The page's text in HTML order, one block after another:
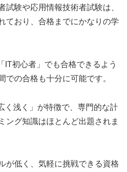
試験や応用情報技術者試験は、
ており、合格までにかなりの学
IT初心者」でも合格できるよう
での合格も十分に可能です。
く浅く」が特徴で、専門的な計
ング知識はほとんど出題されま
が低く、気軽に挑戦できる資格